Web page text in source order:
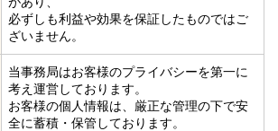
必ずしも利益や効果を保証したものではご
ざいません。
当事務局はお客様のプライバシーを第一に
考え運営しております。
お客様の個人情報は、厳正な管理の下で安
全に蓄積・保管しております。